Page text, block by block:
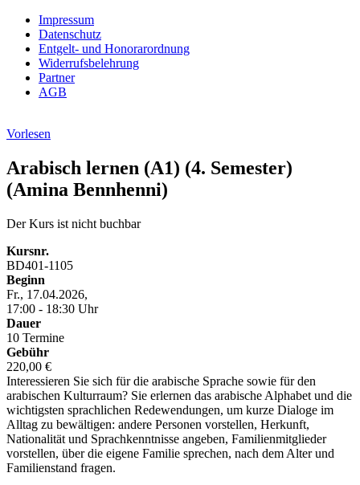
Impressum
Datenschutz
Entgelt- und Honorarordnung
Widerrufsbelehrung
Partner
AGB
Vorlesen
Arabisch lernen (A1) (4. Semester)
(Amina Bennhenni)
Der Kurs ist nicht buchbar
Kursnr.
BD401-1105
Beginn
Fr., 17.04.2026,
17:00 - 18:30 Uhr
Dauer
10 Termine
Gebühr
220,00 €
Interessieren Sie sich für die arabische Sprache sowie für den
arabischen Kulturraum? Sie erlernen das arabische Alphabet und die
wichtigsten sprachlichen Redewendungen, um kurze Dialoge im
Alltag zu bewältigen: andere Personen vorstellen, Herkunft,
Nationalität und Sprachkenntnisse angeben, Familienmitglieder
vorstellen, über die eigene Familie sprechen, nach dem Alter und
Familienstand fragen.